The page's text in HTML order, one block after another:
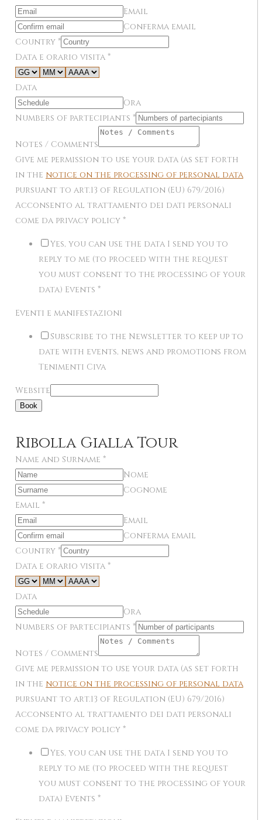
Email
Conferma email
Country *
Data e orario visita *
Data
Ora
Numbers of partecipiants *
Notes / Comments
Give me permission to use your data (as set forth
in the notice on the processing of personal data
pursuant to art.13 of Regulation (EU) 679/2016)
Acconsento al trattamento dei dati personali
come da privacy policy *
Yes, you can use the data I send you to
reply to me (to proceed with the request
you must consent to the processing of your
data) Events *
Eventi e manifestazioni
Subscribe to the Newsletter to keep up to
date with events, news and promotions from
Tenimenti Civa
Website
Book
Ribolla Gialla Tour
Name and Surname *
Nome
Cognome
Email *
Email
Conferma email
Country *
Data e orario visita *
Data
Ora
Numbers of partecipiants *
Notes / Comments
Give me permission to use your data (as set forth
in the notice on the processing of personal data
pursuant to art.13 of Regulation (EU) 679/2016)
Acconsento al trattamento dei dati personali
come da privacy policy *
Yes, you can use the data I send you to
reply to me (to proceed with the request
you must consent to the processing of your
data) Events *